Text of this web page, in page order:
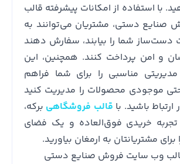
با استفاده از امکانات پیشرفته قالب
دستی، مشتریان می‌توانند به
دست‌ساز شما را بیابند، سفارش دهند
و امن پرداخت کنند. همچنین، این
مدیریتی مناسبی را برای شما فراهم
موجودی محصولات را مدیریت کنید
باشید. با قالب فروشگاهی برکه،
تجربه خریدی فوق‌العاده و یک فضای
برای مشتریانتان به ارمغان بیاورید.
وب سایت فروش صنایع دستی